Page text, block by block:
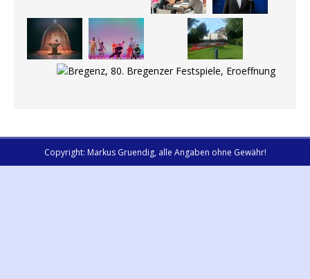
Copyright: Markus Gruendig, alle Angaben ohne Gewähr!